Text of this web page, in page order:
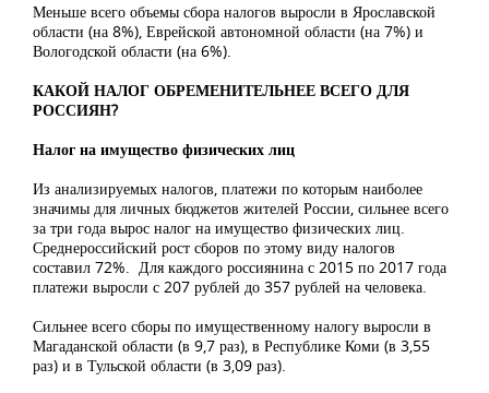
Меньше всего объемы сбора налогов выросли в Ярославской
области (на 8%), Еврейской автономной области (на 7%) и
Вологодской области (на 6%).
КАКОЙ НАЛОГ ОБРЕМЕНИТЕЛЬНЕЕ ВСЕГО ДЛЯ
РОССИЯН?
Налог на имущество физических лиц
Из анализируемых налогов, платежи по которым наиболее
значимы для личных бюджетов жителей России, сильнее всего
за три года вырос налог на имущество физических лиц.
Среднероссийский рост сборов по этому виду налогов
составил 72%. Для каждого россиянина с 2015 по 2017 года
платежи выросли с 207 рублей до 357 рублей на человека.
Сильнее всего сборы по имущественному налогу выросли в
Магаданской области (в 9,7 раз), в Республике Коми (в 3,55
раз) и в Тульской области (в 3,09 раз).